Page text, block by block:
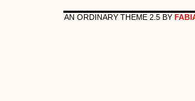
AN ORDINARY THEME 2.5 BY